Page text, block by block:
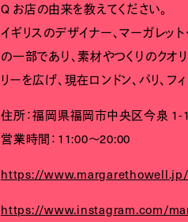
Q お店の由来を教えてください。
イギリスのデザイナー、マーガレッ
の一部であり、素材やつくりのクオ
リーを広げ、現在ロンドン、パリ、フ
住所：福岡県福岡市中央区今泉
営業時間：11:00～20:00
https://www.margarethowell.jp/
https://www.instagram.com/